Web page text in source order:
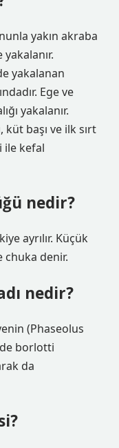
yakın akraba
yakalanan
Ege ve
yakalanır.
küt başı ve ilk sırt
ile kefal
nedir?
ayrılır. Küçük
chuka denir.
nedir?
(Phaseolus
borlotti
da